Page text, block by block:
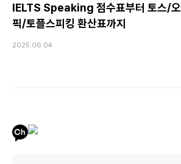
IELTS Speaking 점수표부터 토스/오
픽/토플스피킹 환산표까지
2025.06.04